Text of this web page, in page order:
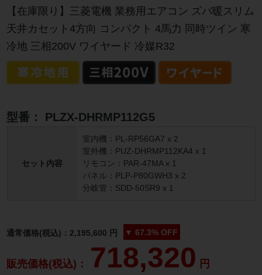
【在庫限り】三菱電機 業務用エアコン ズバ暖スリム
天井カセット4方向 コンパクト 4馬力 同時ツイン 寒
冷地 三相200V ワイヤード 冷媒R32
型番： PLZX-DHRMP112G5
セット内容
室内機：PL-RP56GA7 x 2
室外機：PUZ-DHRMP112KA4 x 1
リモコン：PAR-47MA x 1
パネル：PLP-P80GWH3 x 2
分岐管：SDD-50SR9 x 1
通常価格(税込)： 2,195,600 円 ▼ 67.3% OFF
販売価格(税込)： 718,320 円